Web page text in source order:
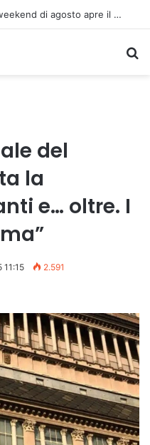
Cesana Torinese: il secondo weekend di agosto apre il cuore dell’estate
del
la
e… oltre. I
11:15 2.591